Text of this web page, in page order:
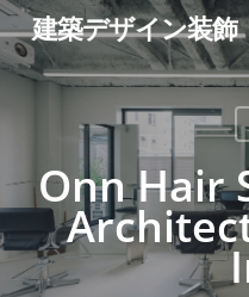
Skip
to
建築デザイン装飾
Onn Hair